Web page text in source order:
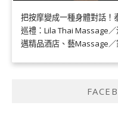
把按摩變成一種身體對話！
巡禮：Lila Thai Massage
邁精品酒店、藝Massage／